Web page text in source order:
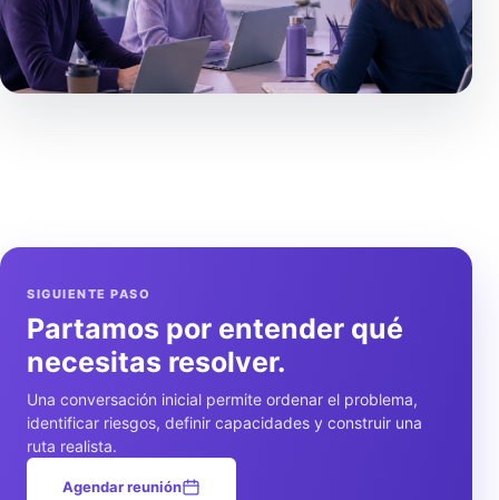
SIGUIENTE PASO
Partamos por entender qué
necesitas resolver.
Una conversación inicial permite ordenar el problema,
identificar riesgos, definir capacidades y construir una
ruta realista.
Agendar reunión